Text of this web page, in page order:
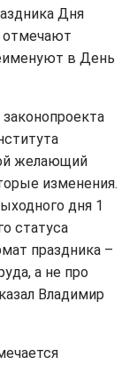
Дня
отмечают
в День
желающий
изменения.
дня 1
статуса
праздника –
а не про
Владимир